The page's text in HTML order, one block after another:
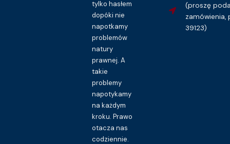
tylko hasłem
dopóki nie
napotkamy
problemów
natury
prawnej. A
takie
problemy
napotykamy
na każdym
kroku. Prawo
otacza nas
codziennie.
(proszę
zamówienia,
39123)